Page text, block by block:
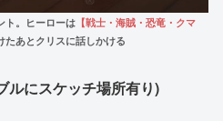
ト。ヒーローは 【戦士・海賊・恐竜・クマ
たあとクリスに話しかける
ルにスケッチ場所有り)